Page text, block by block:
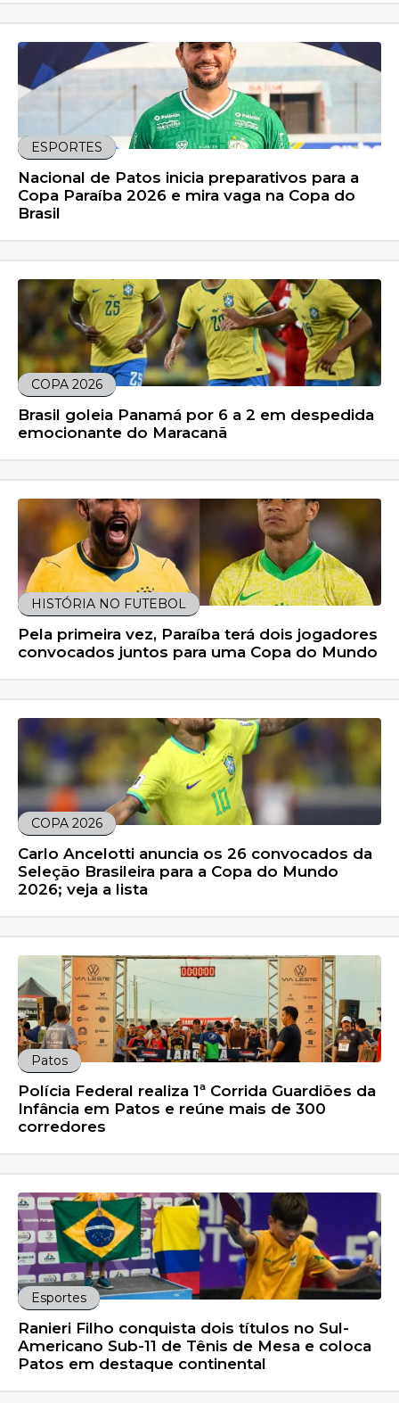
ESPORTES
Nacional de Patos inicia preparativos para a
Copa Paraíba 2026 e mira vaga na Copa do
Brasil
COPA 2026
Brasil goleia Panamá por 6 a 2 em despedida
emocionante do Maracanã
HISTÓRIA NO FUTEBOL
Pela primeira vez, Paraíba terá dois jogadores
convocados juntos para uma Copa do Mundo
COPA 2026
Carlo Ancelotti anuncia os 26 convocados da
Seleção Brasileira para a Copa do Mundo
2026; veja a lista
Patos
Polícia Federal realiza 1ª Corrida Guardiões da
Infância em Patos e reúne mais de 300
corredores
Esportes
Ranieri Filho conquista dois títulos no Sul-
Americano Sub-11 de Tênis de Mesa e coloca
Patos em destaque continental